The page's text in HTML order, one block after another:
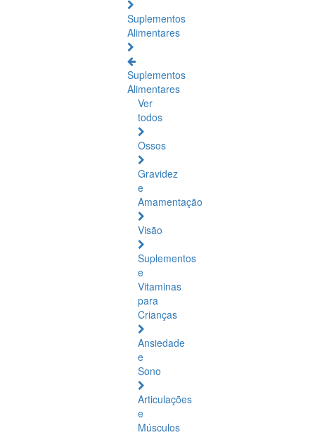
Suplementos
Alimentares
Suplementos
Alimentares
Ver
todos
Ossos
Gravidez
e
Amamentação
Visão
Suplementos
e
Vitaminas
para
Crianças
Ansiedade
e
Sono
Articulações
e
Músculos